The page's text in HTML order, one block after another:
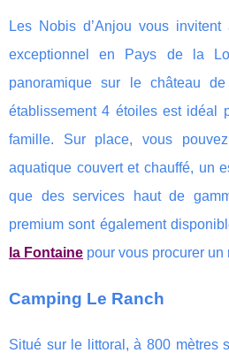
Les Nobis d’Anjou vous invitent
exceptionnel en Pays de la
panoramique sur le château de
établissement 4 étoiles est idéal
famille. Sur place, vous
aquatique couvert et chauffé, un
que des services haut de
premium sont également
la Fontaine pour vous procurer un
Camping Le Ranch
Situé sur le littoral, à 800 mètres